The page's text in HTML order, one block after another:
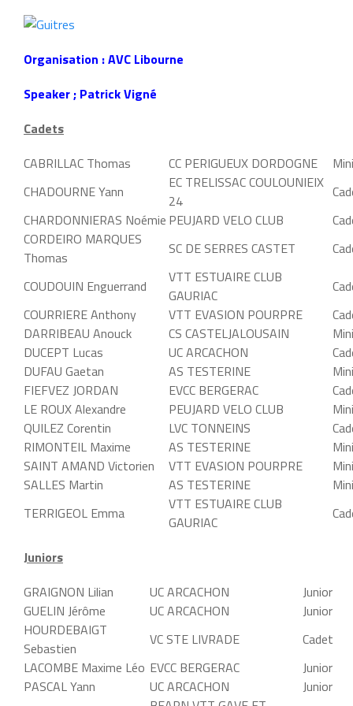
Organisation : AVC Libourne
Speaker ; Patrick Vigné
Cadets
CABRILLAC Thomas
CC PERIGUEUX DORDOGNE
CHADOURNE Yann
EC TRELISSAC COULOUNIEIX
24
CHARDONNIERAS Noémie PEUJARD VELO CLUB
CORDEIRO MARQUES
Thomas
SC DE SERRES CASTET
COUDOUIN Enguerrand
VTT ESTUAIRE CLUB
GAURIAC
COURRIERE Anthony
VTT EVASION POURPRE
DARRIBEAU Anouck
CS CASTELJALOUSAIN
DUCEPT Lucas
UC ARCACHON
DUFAU Gaetan
AS TESTERINE
FIEFVEZ JORDAN
EVCC BERGERAC
LE ROUX Alexandre
PEUJARD VELO CLUB
QUILEZ Corentin
LVC TONNEINS
RIMONTEIL Maxime
AS TESTERINE
SAINT AMAND Victorien
VTT EVASION POURPRE
SALLES Martin
AS TESTERINE
TERRIGEOL Emma
VTT ESTUAIRE CLUB
GAURIAC
Juniors
GRAIGNON Lilian
UC ARCACHON
Junior
GUELIN Jérôme
UC ARCACHON
Junior
HOURDEBAIGT
Sebastien
VC STE LIVRADE
Cadet
LACOMBE Maxime Léo EVCC BERGERAC
Junior
PASCAL Yann
UC ARCACHON
Junior